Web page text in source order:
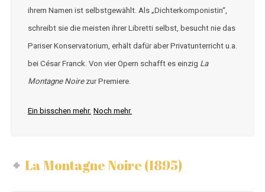
ihrem Namen ist selbstgewählt. Als „Dichterkomponistin“,
schreibt sie die meisten ihrer Libretti selbst, besucht nie das
Pariser Konservatorium, erhält dafür aber Privatunterricht u.a.
bei César Franck. Von vier Opern schafft es einzig La
Montagne Noirezur Premiere.
Ein bisschen mehr. Noch mehr.
La Montagne Noire (1895)